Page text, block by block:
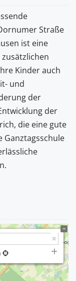
Straße
ist eine
Kinder auch
und
der
der
die eine gute
Ganztagsschule